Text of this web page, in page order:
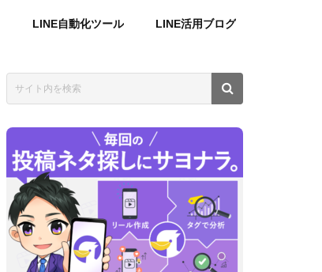
LINE自動化ツール LINE活用ブログ